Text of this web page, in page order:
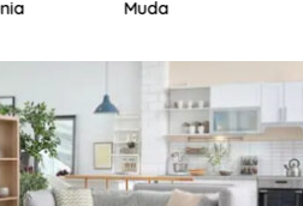
Muda